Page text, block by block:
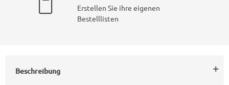
Erstellen Sie ihre eigenen
Bestelllisten
Beschreibung